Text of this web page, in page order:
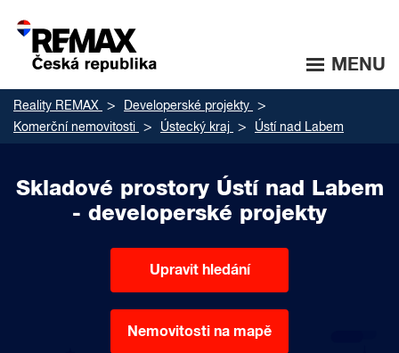
MENU
Reality REMAX
Developerské projekty
Komerční nemovitosti
Ústecký kraj Ústí nad Labem
Skladové prostory Ústí nad Labem
- developerské projekty
Upravit hledání
Nemovitosti na mapě